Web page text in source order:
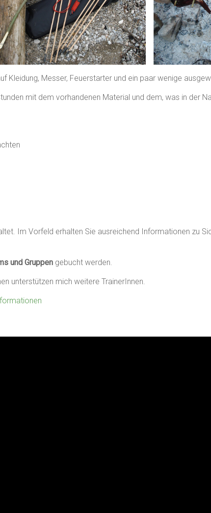
Kleidung, Messer, Feuerstarter und ein paar wenige
mit dem vorhandenen Material und dem, was in der
Im Vorfeld erhalten Sie ausreichend Informationen zu
und Gruppen gebucht werden.
unterstützen mich weitere TrainerInnen.